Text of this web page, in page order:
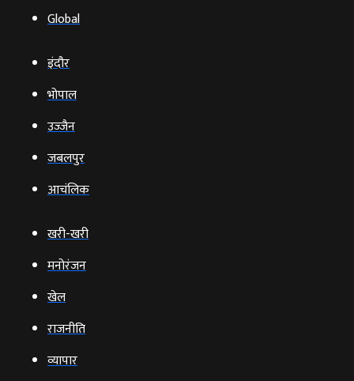
Global
इंदौर
भोपाल
उज्‍जैन
जबलपुर
आचंलिक
खरी-खरी
मनोरंजन
खेल
राजनीति
व्‍यापार